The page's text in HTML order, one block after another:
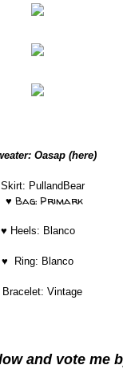
Oasap (here)
Skirt: PullandBear
Bag: Primark
♥ Heels: Blanco
♥ Ring: Blanco
Bracelet: Vintage
and vote me